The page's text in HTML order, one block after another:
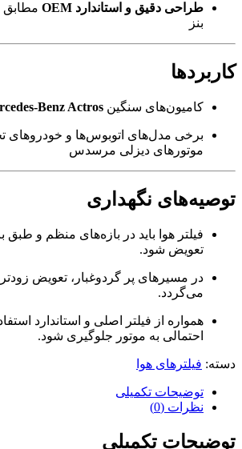
طراحی دقیق و استاندارد OEM
مطابق
بنز
کاربردها
کامیون‌های سنگین Benz Actros
برخی مدل‌های اتوبوس‌ها و خودروهای
موتورهای دیزلی مرسدس
توصیه‌های نگهداری
فیلتر هوا باید در بازه‌های منظم و طبق
تعویض شود.
در مسیرهای پر گردوغبار، تعویض
می‌گردد.
همواره از فیلتر اصلی و استاندارد
احتمالی به موتور جلوگیری شود.
دسته: فیلترهای هوا
توضیحات تکمیلی
نظرات (0)
توضیحات تکمیلی